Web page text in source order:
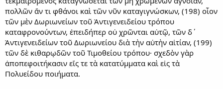
πολλῶν ἄν τι φθάνοι καὶ τῶν νῦν καταγιγνώσκων, (198) οἷον
τῶν μὲν Δωριωνείων τοῦ Ἀντιγενειδείου τρόπου
καταφρονούντων, ἐπειδήπερ οὐ χρῶνται αὐτῷ, τῶν δ΄
Ἀντιγενειδείων τοῦ Δωριωνείου διὰ τὴν αὐτὴν αἰτίαν, (199)
τῶν δὲ κιθαρῳδῶν τοῦ Τιμοθείου τρόπου· σχεδὸν γὰρ
ἀποπεφοιτήκασιν εἴς τε τὰ κατατύμματα καὶ εἰς τὰ
Πολυείδου ποιήματα.